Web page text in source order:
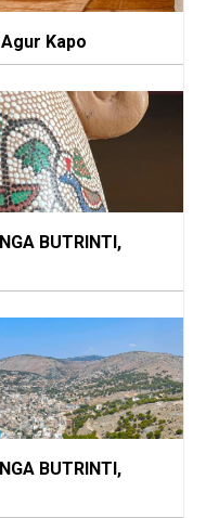
Kapo
BUTRINTI,
BUTRINTI,